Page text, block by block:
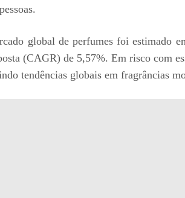
global de perfumes foi
(CAGR) de 5,57%. Em risco com
tendências globais em fragrâncias